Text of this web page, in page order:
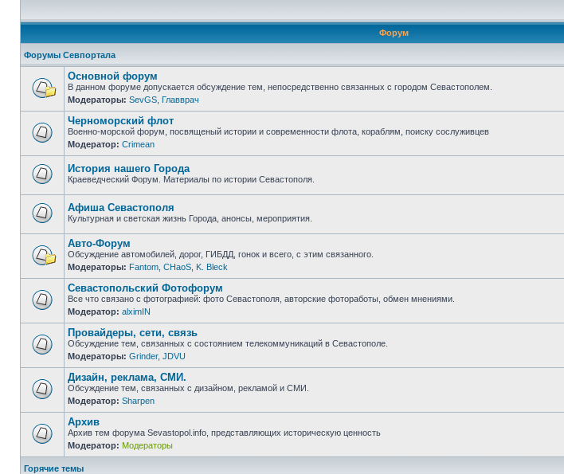
Форум
Форумы Севпортала
Нет
непрочитанных
сообщений
Основной форум
В данном форуме допускается обсуждение тем, непосредственно связанных с городом Севастополем.
Модераторы: SevGS Главврач
Нет
непрочитанных
сообщений
Черноморский флот
Военно-морской форум, посвященый истории и современности флота, кораблям, поиску сослуживцев
Модератор: Crimean
непрочитанных
сообщений
История нашего Города
Краеведческий Форум. Материалы по истории Севастополя.
непрочитанных
сообщений
Афиша Севастополя
Культурная и светская жизнь Города, анонсы, мероприятия.
Нет
непрочитанных
сообщений
Авто-Форум
Обсуждение автомобилей, дорог, ГИБДД, гонок и всего, с этим связанного.
Модераторы: Fantom CHaoS K. Bleck
Нет
непрочитанных
сообщений
Севастопольский Фотофорум
Все что связано с фотографией: фото Севастополя, авторские фотоработы, обмен мнениями.
Модератор: alximIN
Нет
непрочитанных
сообщений
Провайдеры, сети, связь
Обсуждение тем, связанных с состоянием телекоммуникаций в Севастополе.
Модераторы: Grinder, JDVU
Нет
непрочитанных
сообщений
Дизайн, реклама, СМИ.
Обсуждение тем, связанных с дизайном, рекламой и СМИ.
Модератор: Sharpen
Нет
непрочитанных
сообщений
Архив
Архив тем форума Sevastopol.info, представляющих историческую ценность
Модератор: Модераторы
Горячие темы